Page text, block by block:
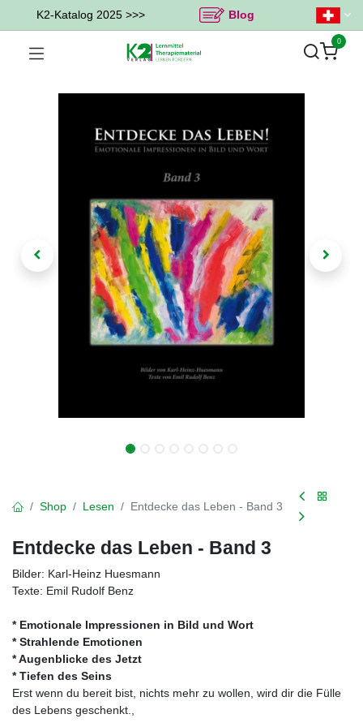
K2-Katalog 2025 >>> Blog
0
Shop Lesen Entdecke das Leben - Band 3
Entdecke das Leben - Band 3
Bilder: Karl-Heinz Huesmann
Texte: Emil Rudolf Benz
* Emotionale Impressionen in Bild und Wort
* Strahlende Emotionen
* Augenblicke des Jetzt
* Tiefen des Seins
Erst wenn du bereit bist, nichts mehr zu wollen, wird dir die Fülle
des Lebens geschenkt.,